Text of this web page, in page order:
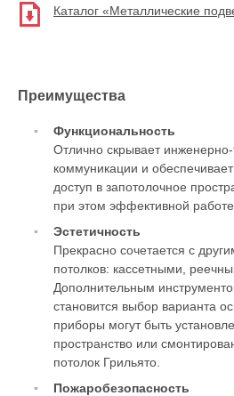
Каталог «Металлические
Преимущества
Функциональность
Отлично скрывает инженерно-
коммуникации и
доступ в запотолочное
при этом эффективной работе
Эстетичность
Прекрасно сочетается с
потолков: кассетными,
Дополнительным
становится выбор варианта
приборы могут быть
пространство или
потолок Грильято.
Пожаробезопасность